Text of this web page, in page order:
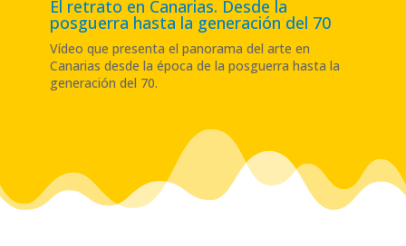
El retrato en Canarias. Desde la
posguerra hasta la generación del 70
Vídeo que presenta el panorama del arte en
Canarias desde la época de la posguerra hasta la
generación del 70.